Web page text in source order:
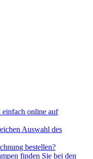
einfach online auf
Auswahl des
bestellen?
finden Sie bei den